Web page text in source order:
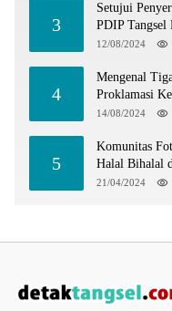
3
Setujui
PDIP Tangsel
12/08/2024
4
Mengenal
Proklamasi
14/08/2024
5
Komunitas
Halal Bihalal
21/04/2024